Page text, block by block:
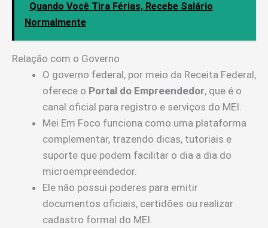
Quando Você Tira Férias, Recebe Salário
Normalmente
Relação com o Governo
O governo federal, por meio da Receita Federal,
oferece o Portal do Empreendedor, que é o
canal oficial para registro e serviços do MEI.
Mei Em Foco funciona como uma plataforma
complementar, trazendo dicas, tutoriais e
suporte que podem facilitar o dia a dia do
microempreendedor.
Ele não possui poderes para emitir
documentos oficiais, certidões ou realizar
cadastro formal do MEI.